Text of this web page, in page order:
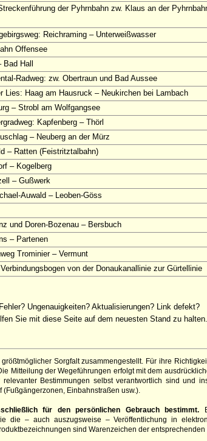
der Pyhrnbahn zw. Klaus an der
Reichraming – Unterweißwasser
Offensee
Bad Hall
Radweg: zw. Obertraun und Bad Aussee
Lies: Haag am Hausruck – Neukirchen bei Lambach
– Strobl am Wolfgangsee
Kapfenberg – Thörl
– Neuberg an der Mürz
– Ratten (Feistritztalbahn)
– Kogelberg
– Gußwerk
Auwald – Leoben-Göss
und Doren-Bozenau – Bersbuch
– Partenen
Trominier – Vermunt
von der Donaukanallinie zur Gürtellinie
Fehler? Ungenauigkeiten? Aktualisierungen? Link defekt?
Sie mit diese Seite auf dem neuesten Stand zu halten.
Sorgfalt zusammengestellt. Für ihre
Mitteilung der Wegeführungen erfolgt mit dem
Bestimmungen selbst verantwortlich sind und
Einbahnstraßen usw.).
für den persönlichen Gebrauch bestimmt.
die – auch auszugsweise – Veröffentlichung in
sind Warenzeichen der entsprechenden